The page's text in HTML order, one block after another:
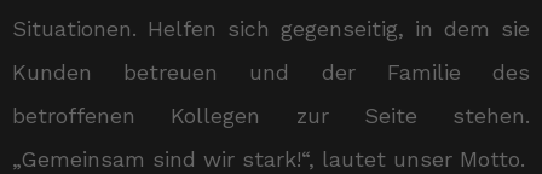
Situationen. Helfen sich gegenseitig, in dem sie
Kunden betreuen und der Familie des
betroffenen Kollegen zur Seite stehen.
„Gemeinsam sind wir stark!“, lautet unser Motto.